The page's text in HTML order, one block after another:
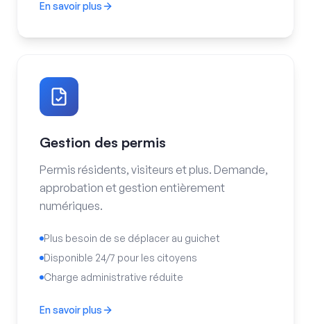
En savoir plus
Stationnement en voirie numérique
Gestion des permis
Permis résidents, visiteurs et plus. Demande,
approbation et gestion entièrement
numériques.
Plus besoin de se déplacer au guichet
Disponible 24/7 pour les citoyens
Charge administrative réduite
En savoir plus
Gestion des permis